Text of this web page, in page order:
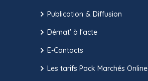
Publication & Diffusion
Démat' à l'acte
E-Contacts
Les tarifs Pack Marchés Online